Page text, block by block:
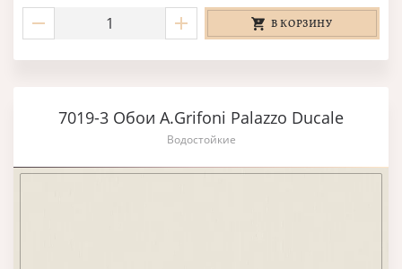
В КОРЗИНУ
7019-3 Обои A.Grifoni Palazzo Ducale
Водостойкие